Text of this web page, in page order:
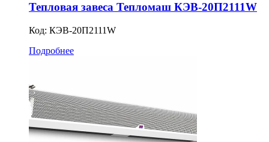
Тепловая завеса Тепломаш КЭВ-20П2111W
Код: КЭВ-20П2111W
Подробнее